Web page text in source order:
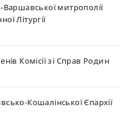
митрополії
Літургії
Комісії зі Справ Родин
Кошалінської Єпархії